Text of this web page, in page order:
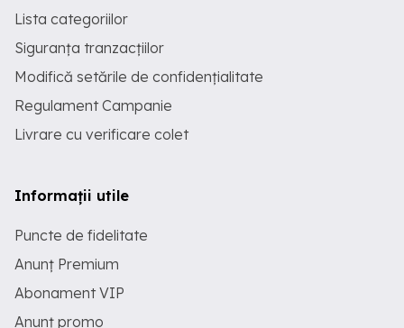
Lista categoriilor
Siguranța tranzacțiilor
Modifică setările de confidențialitate
Regulament Campanie
Livrare cu verificare colet
Informații utile
Puncte de fidelitate
Anunț Premium
Abonament VIP
Anunț promo